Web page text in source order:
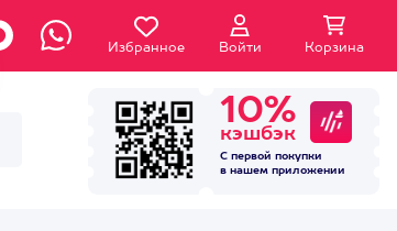
Избранное Войти Корзина
10%
кэшбэк
С первой покупки
в нашем приложении